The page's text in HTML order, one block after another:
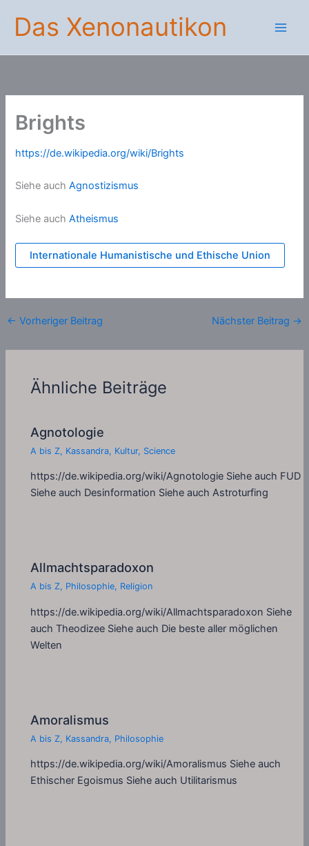
Inhalt
springen
Das Xenonautikon
Brights
https://de.wikipedia.org/wiki/Brights
Siehe auchAgnostizismus
Siehe auchAtheismus
Internationale Humanistische und Ethische Union
← Vorheriger Beitrag Nächster Beitrag →
Ähnliche Beiträge
Agnotologie
A bis Z, Kassandra, Kultur, Science
https://de.wikipedia.org/wiki/Agnotologie Siehe auch FUD
Siehe auch Desinformation Siehe auch Astroturfing
Allmachtsparadoxon
A bis Z, Philosophie, Religion
https://de.wikipedia.org/wiki/Allmachtsparadoxon Siehe
auch Theodizee Siehe auch Die beste aller möglichen
Welten
Amoralismus
A bis Z, Kassandra, Philosophie
https://de.wikipedia.org/wiki/Amoralismus Siehe auch
Ethischer Egoismus Siehe auch Utilitarismus